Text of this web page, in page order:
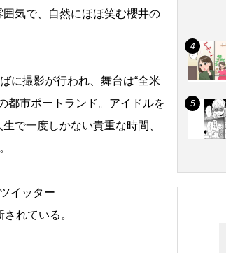
気で、自然にほほ笑む櫻井の
に撮影が行われ、舞台は“全米
都市ポートランド。アイドルを
で一度しかない貴重な時間、
イッター
れている。